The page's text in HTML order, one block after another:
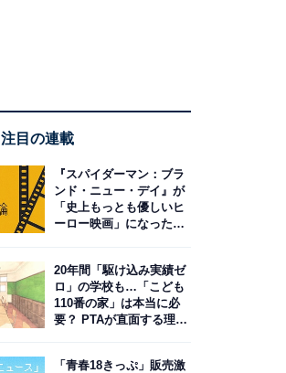
注目の連載
『スパイダーマン：ブラ
ンド・ニュー・デイ』が
「史上もっとも優しいヒ
ーロー映画」になった理
20年間「駆け込み実績ゼ
ロ」の学校も…「こども
110番の家」は本当に必
要？ PTAが直面する理想
「青春18きっぷ」販売激